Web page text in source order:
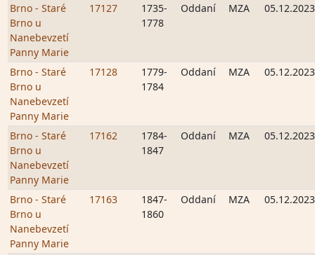
Brno - Staré
Brno u
Nanebevzetí
Panny Marie
17127
1735-
1778
Oddaní MZA 05.12.2023
Brno - Staré
Brno u
Nanebevzetí
Panny Marie
17128
1779-
1784
Oddaní MZA 05.12.2023
Brno - Staré
Brno u
Nanebevzetí
Panny Marie
17162
1784-
1847
Oddaní MZA 05.12.2023
Brno - Staré
Brno u
Nanebevzetí
Panny Marie
17163
1847-
1860
Oddaní MZA 05.12.2023